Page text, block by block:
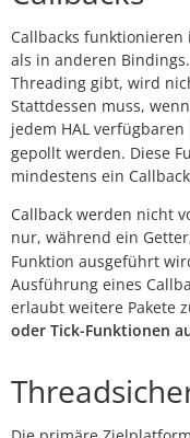
Callbacks
als in anderen
Threading gibt, wird
Stattdessen muss,
jedem HAL verfügbaren
gepollt werden. Diese
mindestens ein
Callback werden nicht
nur, während ein
Funktion ausgeführt
Ausführung eines
erlaubt weitere Pakete
oder Tick-Funktionen